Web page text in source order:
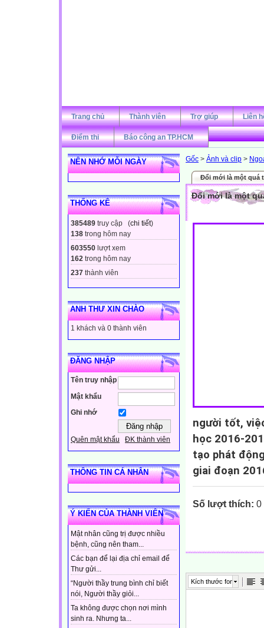
Trang chủ Thành viên Trợ giúp Liên
Điểm thi Báo công an TP.HCM
NÊN NHỚ MỖI NGÀY
THỐNG KÊ
385489 truy cập (chi tiết)
138 trong hôm nay
603550 lượt xem
162 trong hôm nay
237 thành viên
ANH THƯ XIN CHÀO
1 khách và 0 thành viên
ĐĂNG NHẬP
Tên truy nhập
Mật khẩu
Ghi nhớ
Quên mật khẩu ĐK thành viên
THÔNG TIN CÁ NHÂN
Ý KIẾN CỦA THÀNH VIÊN
Mật nhân cũng trị được nhiều
bệnh, cũng nên tham...
Các bạn để lại địa chỉ email để
Thư gửi...
“Người thầy trung bình chỉ biết
nói, Người thầy giỏi...
Ta không được chọn nơi mình
sinh ra. Nhưng ta...
Gốc > Ảnh và clip >
Đổi mới là một quá
Đổi mới là một
người tốt,
học 2016-
tạo phát
giai đoạn
Số lượt thích: 0
Kích thước font